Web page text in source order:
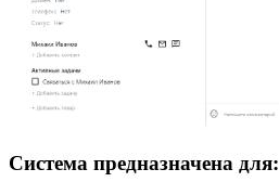
Система предназначена для: